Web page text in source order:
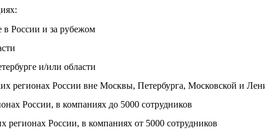
России и за рубежом
и/или области
регионах России вне Москвы, Петербурга, Московской и
России, в компаниях до 5000 сотрудников
регионах России, в компаниях от 5000 сотрудников